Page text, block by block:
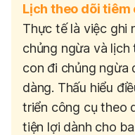
Lịch theo dõi tiêm
Thực tế là việc ghi
chủng ngừa và
con đi chủng ngừa
dàng. Thấu hiểu
triển công cụ theo
tiện lợi dành cho